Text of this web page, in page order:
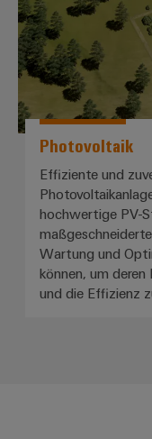
Photovoltaik
Effiziente und
hochwertige PV-
Wartung und
können, um
und die Effizienz